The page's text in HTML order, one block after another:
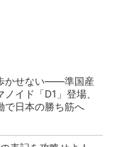
かせない――準国産
ノイド「D1」登場、
で日本の勝ち筋へ